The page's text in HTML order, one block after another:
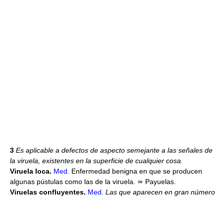
3 Es aplicable a defectos de aspecto semejante a las señales de
la viruela, existentes en la superficie de cualquier cosa.
Viruela loca. Med.
Enfermedad benigna en que se producen
algunas pústulas como las de la viruela. ≃ Payuelas.
Viruelas confluyentes. Med. Las que aparecen en gran número